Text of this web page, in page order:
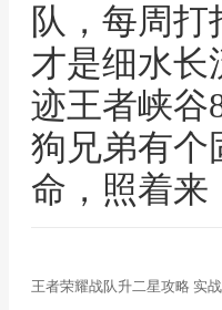
队，每周
才是细水长
迹王者峡谷
狗兄弟有个
命，照着来
王者荣耀战队升二星攻略 实